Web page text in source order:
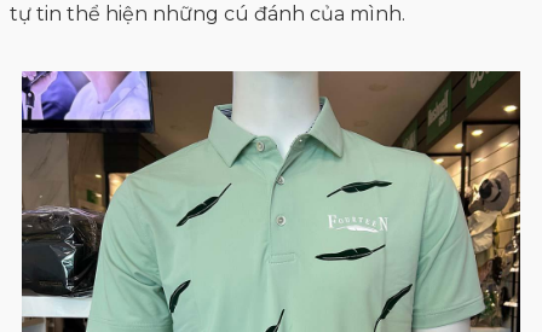
tự tin thể hiện những cú đánh của mình.